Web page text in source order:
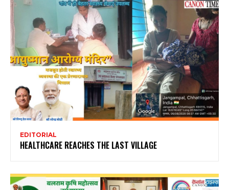
EDITORIAL
HEALTHCARE REACHES THE LAST VILLAGE